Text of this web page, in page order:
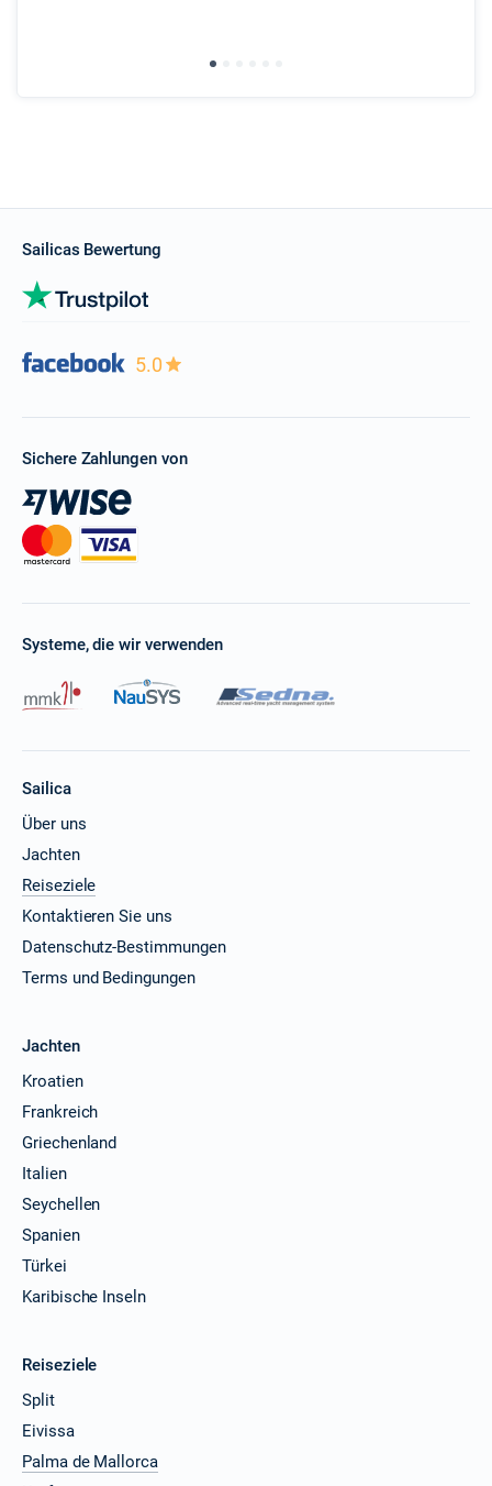
Sailicas Bewertung
5.0
Sichere Zahlungen von
Systeme, die wir verwenden
Sailica
Über uns
Jachten
Reiseziele
Kontaktieren Sie uns
Datenschutz-Bestimmungen
Terms und Bedingungen
Jachten
Kroatien
Frankreich
Griechenland
Italien
Seychellen
Spanien
Türkei
Karibische Inseln
Reiseziele
Split
Eivissa
Palma de Mallorca